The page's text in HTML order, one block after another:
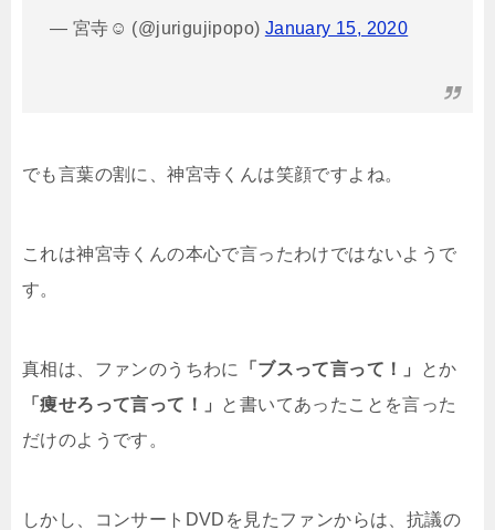
— 宮寺☺︎ (@jurigujipopo) January 15, 2020
でも言葉の割に、神宮寺くんは笑顔ですよね。
これは神宮寺くんの本心で言ったわけではないようで
す。
真相は、ファンのうちわに 「ブスって言って！」
とか
「痩せろって言って！」 と書いてあったことを言った
だけのようです。
しかし、コンサートDVDを見たファンからは、抗議の